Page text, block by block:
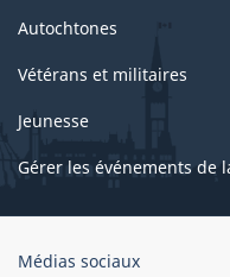
Autochtones
Vétérans et militaires
Jeunesse
Gérer les événements de
Organisation
Médias sociaux